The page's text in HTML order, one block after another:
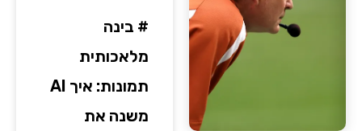
# בינה
מלאכותית
תמונות: איך AI
משנה את